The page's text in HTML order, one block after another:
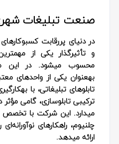
صنعت تبلیغات
در دنیای پررقابت
و تأثیرگذار یکی از
محسوب میشود. در این
بهعنوان یکی از واحدهای
تابلوهای تبلیغاتی، با
ترکیبی تابلوسازی، گامی
میدارد. این شرکت با تخصص
چلنیوم، راهکارهای
ارائه میدهد.